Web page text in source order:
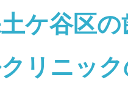
ケ谷区
リニッ